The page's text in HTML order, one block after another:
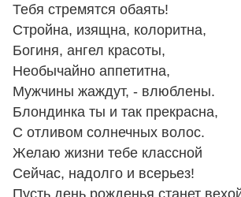
Тебя стремятся обаять!
Стройна, изящна, колоритна,
Богиня, ангел красоты,
Необычайно аппетитна,
Мужчины жаждут, - влюблены.
Блондинка ты и так прекрасна,
С отливом солнечных волос.
Желаю жизни тебе классной
Сейчас, надолго и всерьез!
Пусть день рожденья станет